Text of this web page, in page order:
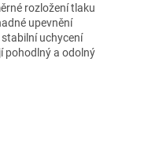
rozložení tlaku
upevnění
stabilní uchycení
pohodlný a odolný